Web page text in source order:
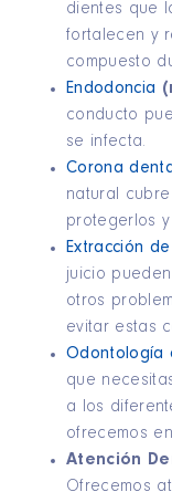
dientes que
fortalecen y
compuesto
Endodoncia
conducto
se infecta.
Corona
natural
protegerlos
Extracción
juicio
otros
evitar estas
Odontología
que
a los
ofrecemos
Atención
Ofrecemos